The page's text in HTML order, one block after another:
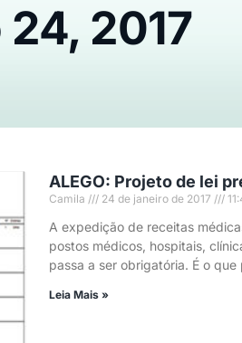
2017
ALEGO: Projeto de lei
Camila 24 de janeiro de 2017
A expedição de receitas
postos médicos, hospitais,
passa a ser obrigatória. É o
Leia Mais »